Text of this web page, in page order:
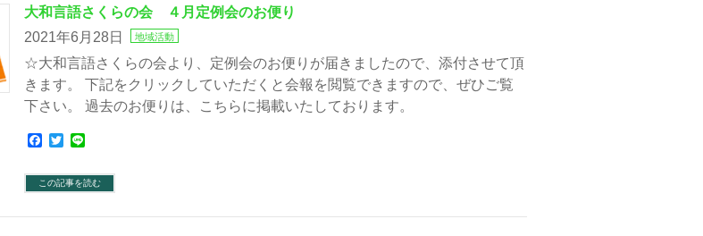
大和言語さくらの会 ４月定例会のお便り
2021年6月28日
地域活動
☆大和言語さくらの会より、定例会のお便りが届きましたので、添付させて頂
きます。 下記をクリックしていただくと会報を閲覧できますので、ぜひご覧
下さい。 過去のお便りは、こちらに掲載いたしております。
Facebook
Twitter
この記事を読む